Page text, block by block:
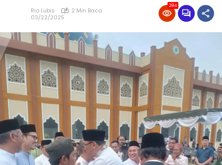
Rio Lubis
2 Min Baca
03/22/2025
284